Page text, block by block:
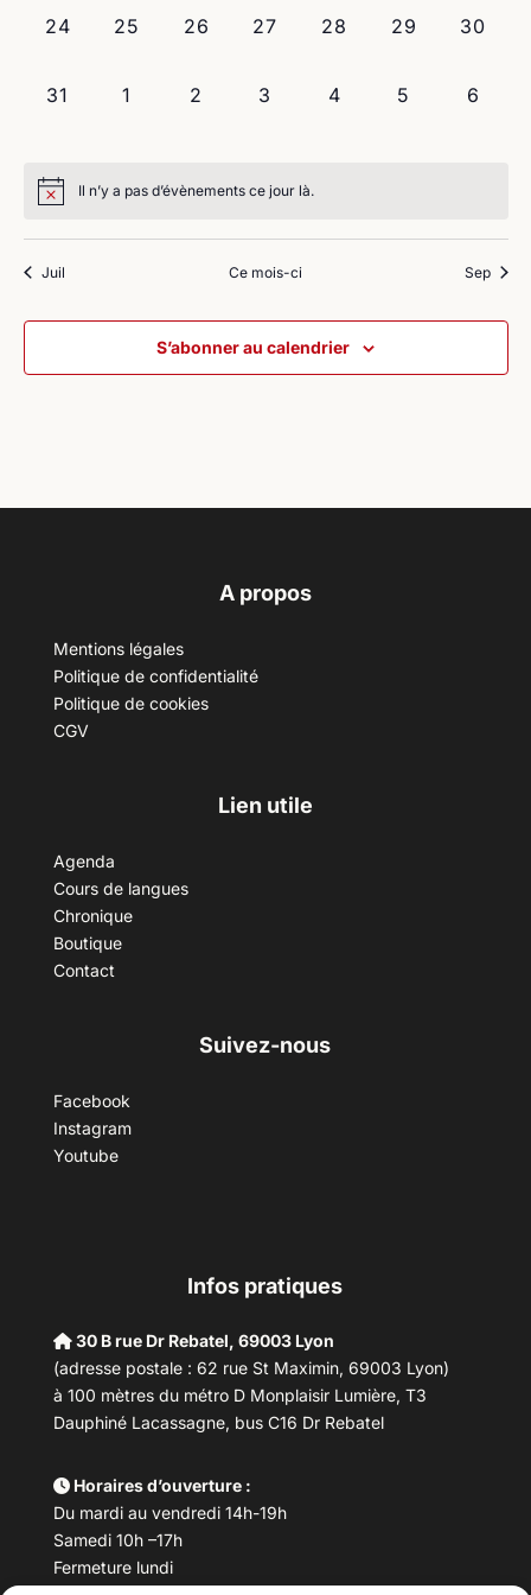
0
24
0
25
0
26
0
27
0
28
0
29
0
30
0
31
0
1
0
2
0
3
0
4
0
5
0
6
Il n’y a pas d’évènements ce jour là.
Juil Ce mois-ci Sep
S’abonner au calendrier
A propos
Mentions légales
Politique de confidentialité
Politique de cookies
CGV
Lien utile
Agenda
Cours de langues
Chronique
Boutique
Contact
Suivez-nous
Facebook
Instagram
Youtube
Infos pratiques
30 B rue Dr Rebatel, 69003 Lyon
(adresse postale : 62 rue St Maximin, 69003 Lyon)
à 100 mètres du métro D Monplaisir Lumière, T3
Dauphiné Lacassagne, bus C16 Dr Rebatel
Horaires d’ouverture :
Du mardi au vendredi 14h-19h
Samedi 10h –17h
Fermeture lundi